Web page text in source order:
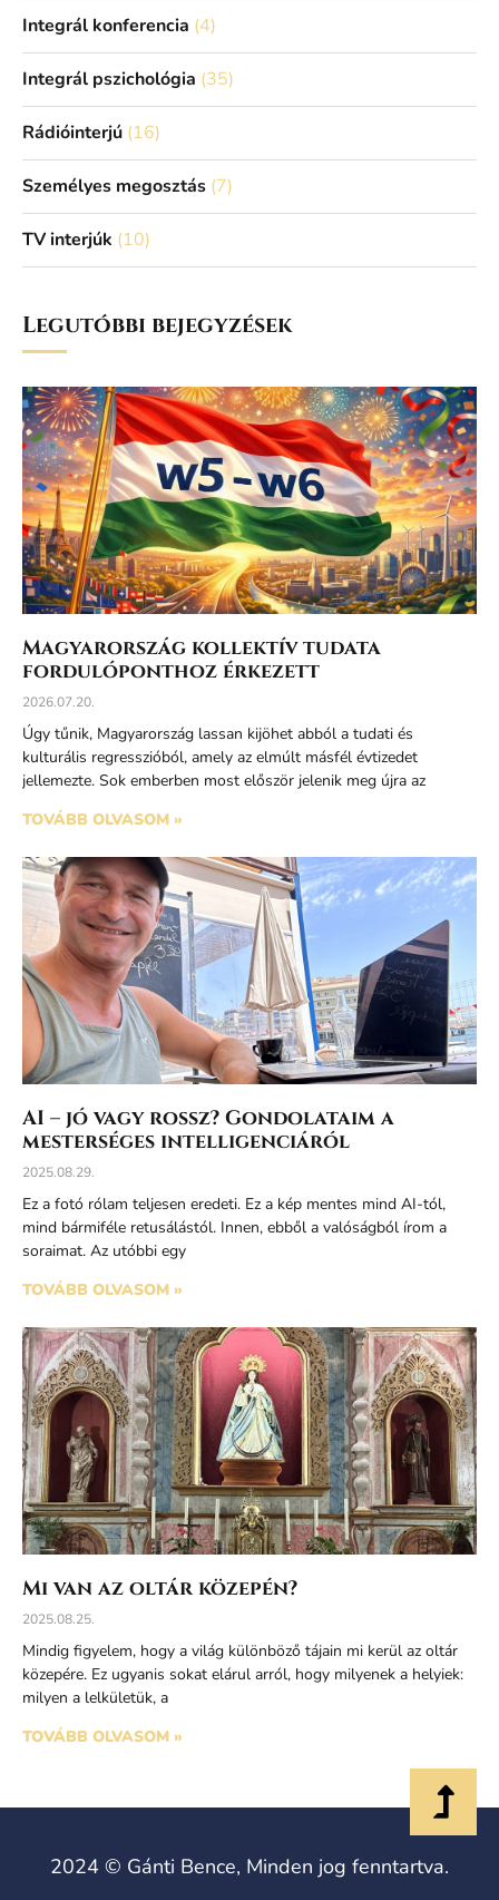
Integrál konferencia (4)
Integrál pszichológia (35)
Rádióinterjú (16)
Személyes megosztás (7)
TV interjúk (10)
Legutóbbi bejegyzések
Magyarország kollektív tudata
fordulóponthoz érkezett
2026.07.20.
Úgy tűnik, Magyarország lassan kijöhet abból a tudati és
kulturális regresszióból, amely az elmúlt másfél évtizedet
jellemezte. Sok emberben most először jelenik meg újra az
TOVÁBB OLVASOM »
AI – jó vagy rossz? Gondolataim a
mesterséges intelligenciáról
2025.08.29.
Ez a fotó rólam teljesen eredeti. Ez a kép mentes mind AI-tól,
mind bármiféle retusálástól. Innen, ebből a valóságból írom a
soraimat. Az utóbbi egy
TOVÁBB OLVASOM »
Mi van az oltár közepén?
2025.08.25.
Mindig figyelem, hogy a világ különböző tájain mi kerül az oltár
közepére. Ez ugyanis sokat elárul arról, hogy milyenek a helyiek:
milyen a lelkületük, a
TOVÁBB OLVASOM »
2024 © Gánti Bence, Minden jog fenntartva.